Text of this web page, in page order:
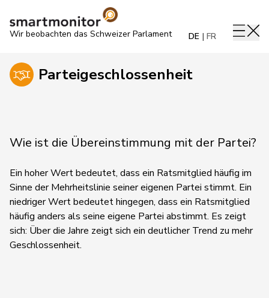
Wir beobachten das Schweizer Parlament DE FR
Parteigeschlossenheit
Wie ist die Übereinstimmung mit der Partei?
Ein hoher Wert bedeutet, dass ein Ratsmitglied häufig im
Sinne der Mehrheitslinie seiner eigenen Partei stimmt. Ein
niedriger Wert bedeutet hingegen, dass ein Ratsmitglied
häufig anders als seine eigene Partei abstimmt. Es zeigt
sich: Über die Jahre zeigt sich ein deutlicher Trend zu mehr
Geschlossenheit.